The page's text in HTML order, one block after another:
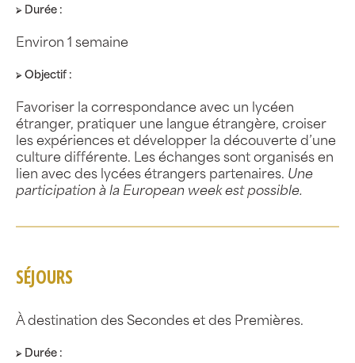
⮚ Durée :
Environ 1 semaine
⮚ Objectif :
Favoriser la correspondance avec un lycéen
étranger, pratiquer une langue étrangère, croiser
les expériences et développer la découverte d’une
culture différente. Les échanges sont organisés en
lien avec des lycées étrangers partenaires. Une
participation à la European week est possible.
SÉJOURS
À destination des Secondes et des Premières.
⮚ Durée :